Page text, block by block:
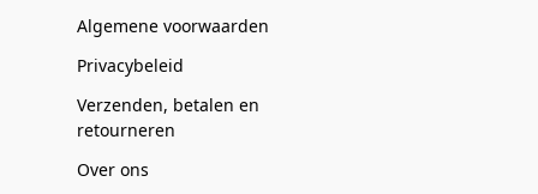
Algemene voorwaarden
Privacybeleid
Verzenden, betalen en
retourneren
Over ons